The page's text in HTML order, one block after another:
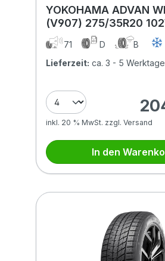
YOKOHAMA ADVAN
(V907) 275/35R20
BSW
71 D
B
Lieferzeit: ca. 3 - 5 Werktage
inkl. 20 % MwSt. zzgl. Versand
In den